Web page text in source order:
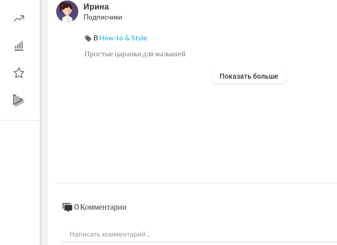
Ирина
Подписчики
ВHow-to & Style
Простые царапки для малышей
Показать больше
0 Комментарии